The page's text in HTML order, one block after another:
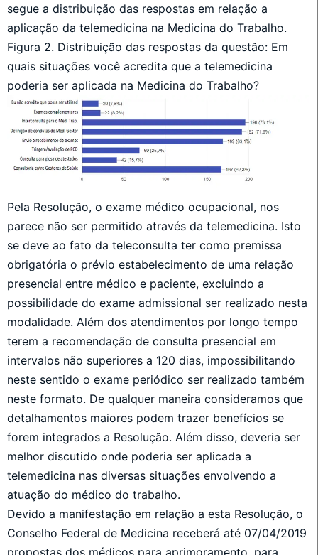
segue a distribuição das respostas em relação a
aplicação da telemedicina na Medicina do Trabalho.
Figura 2. Distribuição das respostas da questão: Em
quais situações você acredita que a telemedicina
poderia ser aplicada na Medicina do Trabalho?
Pela Resolução, o exame médico ocupacional, nos
parece não ser permitido através da telemedicina. Isto
se deve ao fato da teleconsulta ter como premissa
obrigatória o prévio estabelecimento de uma relação
presencial entre médico e paciente, excluindo a
possibilidade do exame admissional ser realizado nesta
modalidade. Além dos atendimentos por longo tempo
terem a recomendação de consulta presencial em
intervalos não superiores a 120 dias, impossibilitando
neste sentido o exame periódico ser realizado também
neste formato. De qualquer maneira consideramos que
detalhamentos maiores podem trazer benefícios se
forem integrados a Resolução. Além disso, deveria ser
melhor discutido onde poderia ser aplicada a
telemedicina nas diversas situações envolvendo a
atuação do médico do trabalho.
Devido a manifestação em relação a esta Resolução, o
Conselho Federal de Medicina receberá até 07/04/2019